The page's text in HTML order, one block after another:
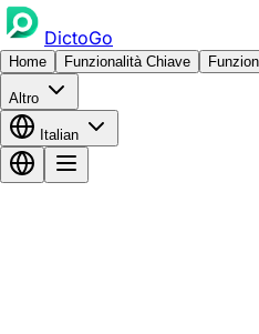
DictoGo
Home Funzionalità Chiave
Altro
Italian